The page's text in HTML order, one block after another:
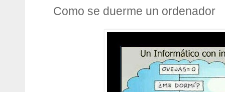
Como se duerme un ordenador